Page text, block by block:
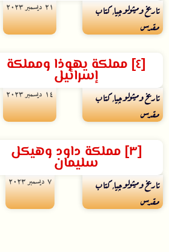
تاريخ وميثولوچيا,كتاب
مقدس
۲۱ ديسمبر ۲۰۲۳
[٤] مملكة يهوذا ومملكة
إسرائيل
تاريخ وميثولوچيا,كتاب
مقدس
۱٤ ديسمبر ۲۰۲۳
[٣] مملكة داود وهيكل
سليمان
تاريخ وميثولوچيا,كتاب
مقدس
۷ ديسمبر ۲۰۲۳